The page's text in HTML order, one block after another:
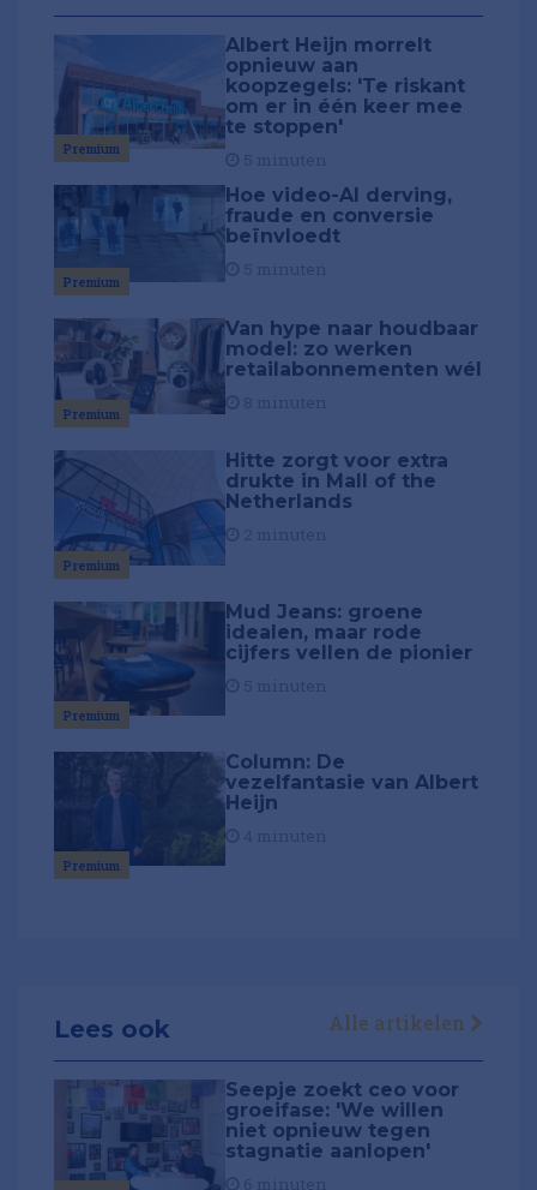
Premium
Albert Heijn morrelt
opnieuw aan
koopzegels: 'Te riskant
om er in één keer mee
te stoppen'
Premium
Hoe video-AI derving,
fraude en conversie
beïnvloedt
Premium
Van hype naar houdbaar
model: zo werken
retailabonnementen wél
Premium
Hitte zorgt voor extra
drukte in Mall of the
Netherlands
Premium
Mud Jeans: groene
idealen, maar rode
cijfers vellen de pionier
Premium
Column: De
vezelfantasie van Albert
Heijn
Lees ook Alle artikelen
Seepje zoekt ceo voor
groeifase: 'We willen
niet opnieuw tegen
stagnatie aanlopen'